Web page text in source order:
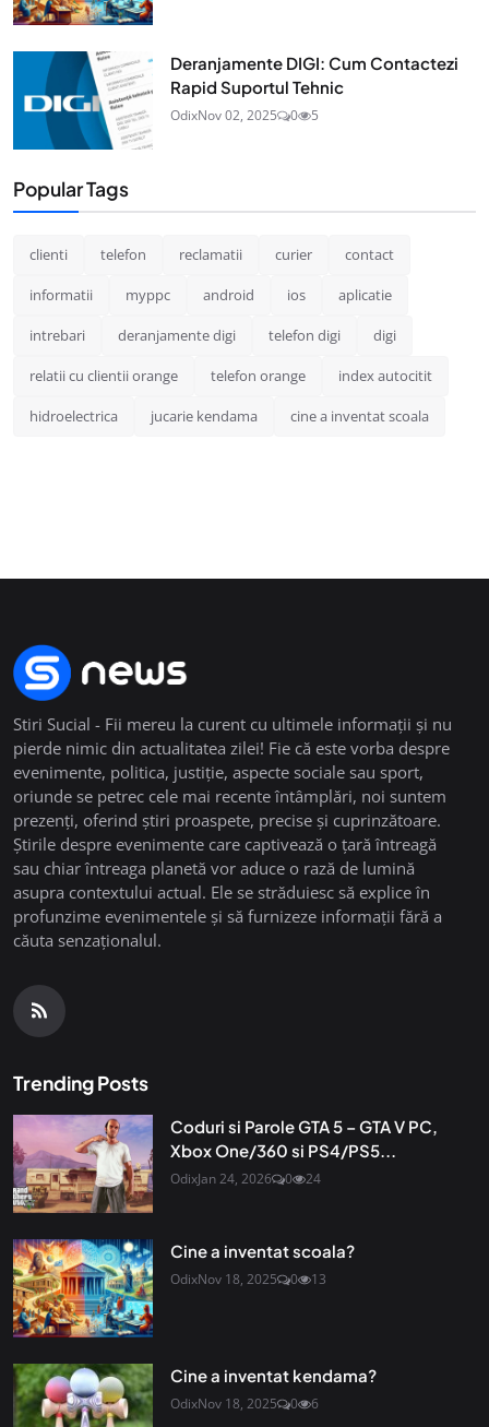
Deranjamente DIGI: Cum Contactezi
Rapid Suportul Tehnic
OdixNov 02, 2025 0 5
Popular Tags
clienti telefon reclamatii curier contact
informatii myppc android ios aplicatie
intrebari deranjamente digi telefon digi digi
relatii cu clientii orange telefon orange index autocitit
hidroelectrica jucarie kendama cine a inventat scoala
Stiri Sucial - Fii mereu la curent cu ultimele informații și nu
pierde nimic din actualitatea zilei! Fie că este vorba despre
evenimente, politica, justiție, aspecte sociale sau sport,
oriunde se petrec cele mai recente întâmplări, noi suntem
prezenți, oferind știri proaspete, precise și cuprinzătoare.
Știrile despre evenimente care captivează o țară întreagă
sau chiar întreaga planetă vor aduce o rază de lumină
asupra contextului actual. Ele se străduiesc să explice în
profunzime evenimentele și să furnizeze informații fără a
căuta senzaționalul.
Trending Posts
Coduri si Parole GTA 5 – GTA V PC,
Xbox One/360 si PS4/PS5...
OdixJan 24, 2026 0 24
Cine a inventat scoala?
OdixNov 18, 2025 0 13
Cine a inventat kendama?
OdixNov 18, 2025 0 6